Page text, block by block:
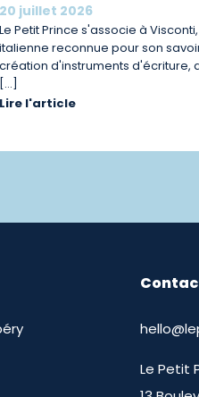
20 juillet 2026
Le Petit Prince s'associe à
italienne reconnue pour son
création d'instruments d'écriture,
[…]
Lire l'article
Le Petit